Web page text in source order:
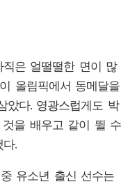
은 얼떨떨한 면이 많
올림픽에서 동메달을
았다. 영광스럽게도 박
을 배우고 같이 뛸 수
다.
유소년 출신 선수는